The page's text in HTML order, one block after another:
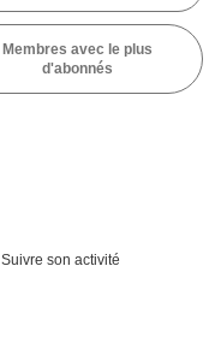
Membres avec le plus
d'abonnés
Suivre son activité